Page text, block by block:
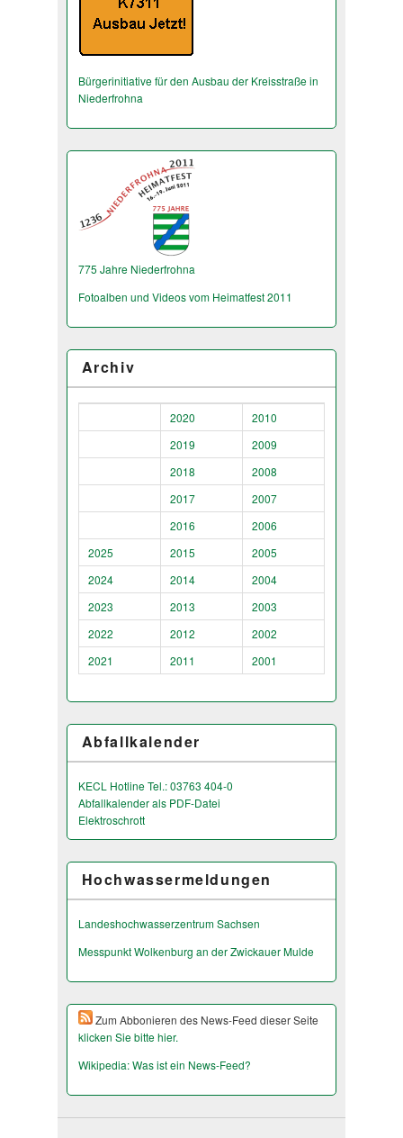
Bürgerinitiative für den Ausbau der Kreisstraße in
Niederfrohna
775 Jahre Niederfrohna
Fotoalben und Videos vom Heimatfest 2011
Archiv
2020
2010
2019
2009
2018
2008
2017
2007
2016
2006
2025
2015
2005
2024
2014
2004
2023
2013
2003
2022
2012
2002
2021
2011 2001
Abfallkalender
KECL Hotline Tel.: 03763 404-0
Abfallkalender als PDF-Datei
Elektroschrott
Hochwassermeldungen
Landeshochwas­serzentrum Sachsen
Messpunkt Wolkenburg an der Zwickauer Mulde
Zum Abbonieren des News-Feed dieser Seite
klicken Sie bitte hier.
Wikipedia: Was ist ein News-Feed?